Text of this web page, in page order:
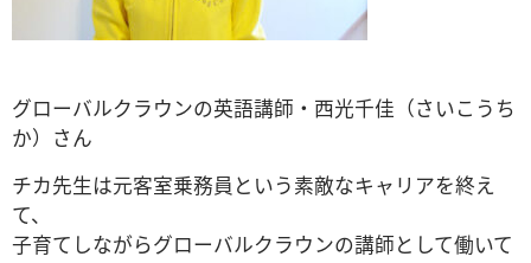
グローバルクラウンの英語講師・西光千佳（さいこうち
か）さん
チカ先生は元客室乗務員という素敵なキャリアを終え
て、
子育てしながらグローバルクラウンの講師として働いて